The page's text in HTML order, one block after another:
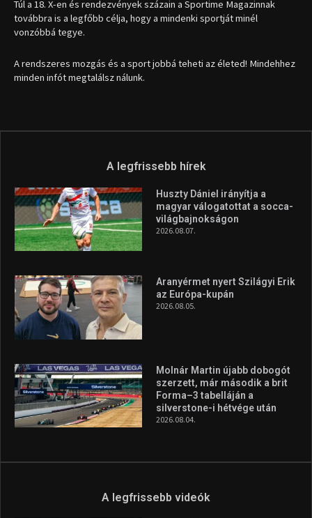
Túl a 18. X-en és rendezvények százain a Sportime Magazinnak
továbbra is a legfőbb célja, hogy a mindenki sportját minél
vonzóbbá tegye.
A rendszeres mozgás és a sport jobbá teheti az életed! Mindehhez
minden infót megtalálsz nálunk.
A legfrissebb hírek
Huszty Dániel irányítja a
magyar válogatottat a socca-
világbajnokságon
2026.08.07.
Aranyérmet nyert Szilágyi Erik
az Európa-kupán
2026.08.05.
Molnár Martin újabb dobogót
szerzett, már második a brit
Forma–3 tabelláján a
silverstone-i hétvége után
2026.08.04.
A legfrissebb videók